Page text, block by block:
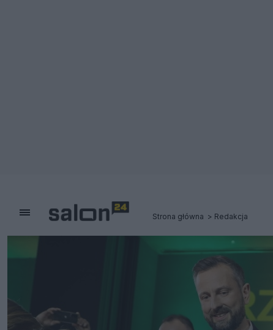
Strona główna Redakcja